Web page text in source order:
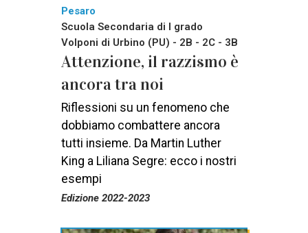
Pesaro
Scuola Secondaria di I grado
Volponi di Urbino (PU) - 2B - 2C - 3B
Attenzione, il razzismo è
ancora tra noi
Riflessioni su un fenomeno che
dobbiamo combattere ancora
tutti insieme. Da Martin Luther
King a Liliana Segre: ecco i nostri
esempi
Edizione 2022-2023